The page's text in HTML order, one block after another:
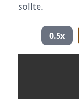
sollte.
0.5x